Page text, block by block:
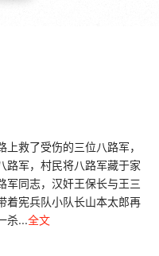
救了受伤的三位八路军，
路军，村民将八路军藏于家
军同志，汉奸王保长与王三
着宪兵队小队长山本太郎再
杀...全文